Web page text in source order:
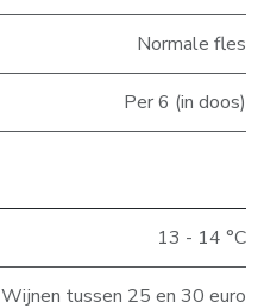
Normale fles
Per 6 (in doos)
13 - 14 °C
Wijnen tussen 25 en 30 euro